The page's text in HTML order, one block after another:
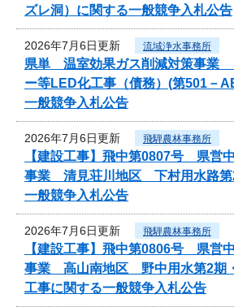
ズレ洞）に関する一般競争入札公告
2026年7月6日更新 流域浄水事務所
県単 温室効果ガス削減対策事業
ー等LED化工事（債務）(第501－
一般競争入札公告
2026年7月6日更新 飛騨農林事務所
【建設工事】飛中第0807号 県営
事業 清見荘川地区 下村用水路第
一般競争入札公告
2026年7月6日更新 飛騨農林事務所
【建設工事】飛中第0806号 県営
事業 高山南地区 野中用水第2期
工事に関する一般競争入札公告